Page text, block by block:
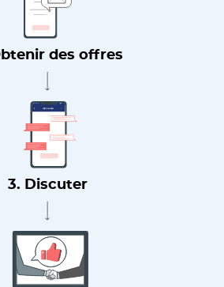
des offres
3. Discuter